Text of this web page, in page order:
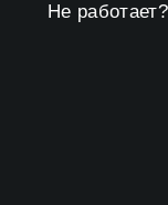
Не работает?